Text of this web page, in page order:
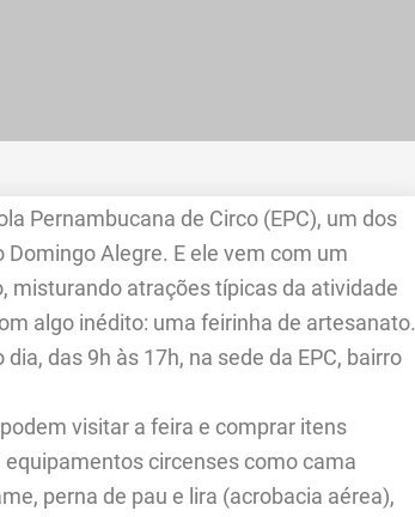
Pernambucana de Circo (EPC), um dos
Alegre. E ele vem com um
misturando atrações típicas da atividade
algo inédito: uma feirinha de artesanato.
das 9h às 17h, na sede da EPC, bairro
visitar a feira e comprar itens
circenses como cama
perna de pau e lira (acrobacia aérea),